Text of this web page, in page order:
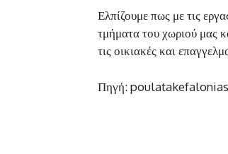
Ελπίζουμε πως με τις
τμήματα του χωριού μας
τις οικιακές και
Πηγή: